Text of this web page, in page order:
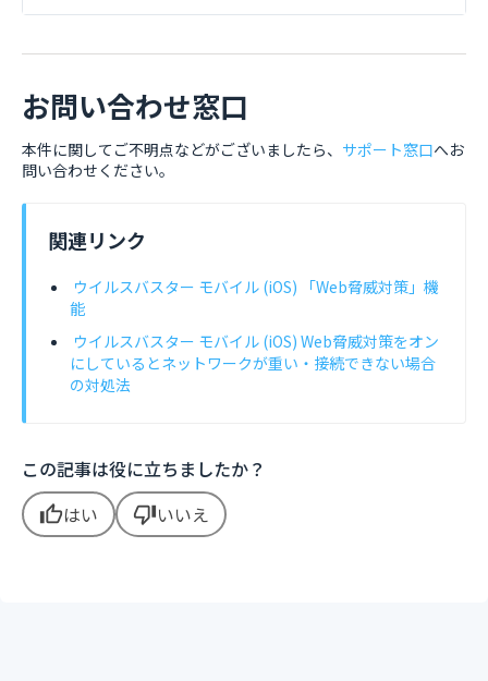
お問い合わせ窓口
本件に関してご不明点などがございましたら、 サポート窓口へお
問い合わせください。
関連リンク
ウイルスバスター モバイル (iOS) 「Web脅威対策」機
能
ウイルスバスター モバイル (iOS) Web脅威対策をオン
にしているとネットワークが重い・接続できない場合
の対処法
この記事は役に立ちましたか？
thumb_upはい thumb_downいいえ